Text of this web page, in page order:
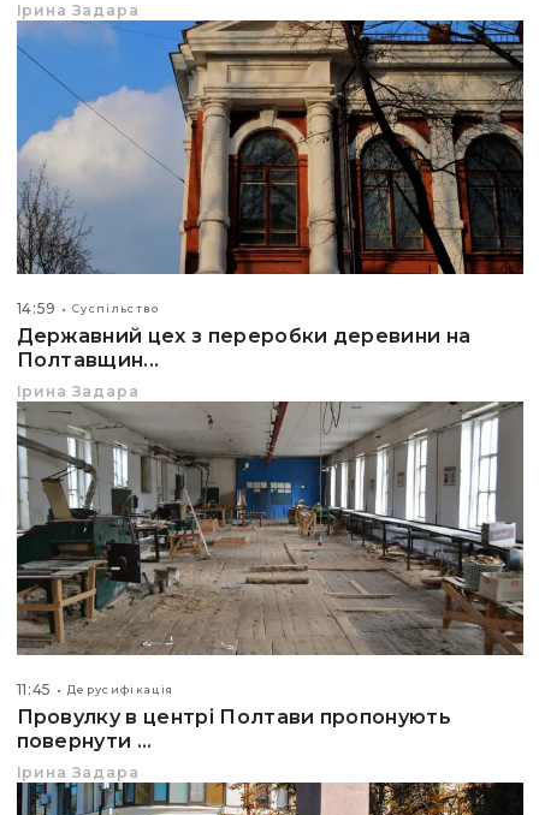
Ірина Задара
14:59 Суспільство
Державний цех з переробки деревини на
Полтавщин...
Ірина Задара
11:45 Дерусифікація
Провулку в центрі Полтави пропонують
повернути ...
Ірина Задара